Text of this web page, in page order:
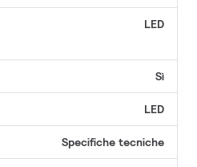
LED
Sì
LED
Specifiche tecniche